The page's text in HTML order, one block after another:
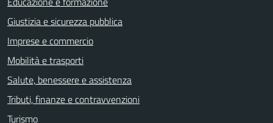
Giustizia e sicurezza pubblica
Imprese e commercio
Mobilità e trasporti
Salute, benessere e assistenza
Tributi, finanze e contravvenzioni
Turismo